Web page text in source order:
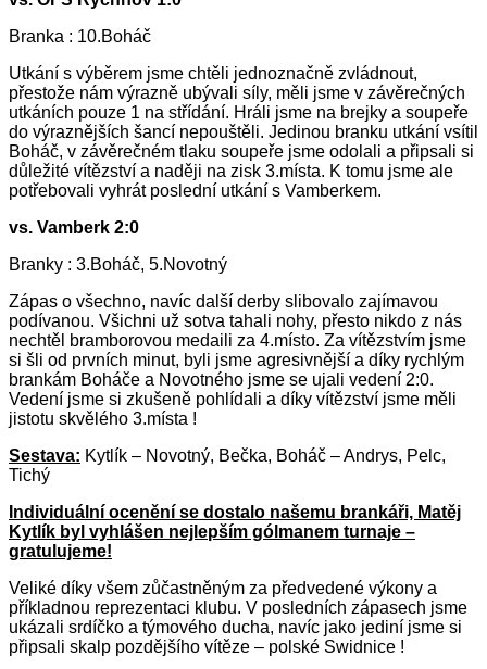
Branka : 10.Boháč
Utkání s výběrem jsme chtěli jednoznačně zvládnout,
přestože nám výrazně ubývali síly, měli jsme v závěrečných
utkáních pouze 1 na střídání. Hráli jsme na brejky a soupeře
do výraznějších šancí nepouštěli. Jedinou branku utkání vsítil
Boháč, v závěrečném tlaku soupeře jsme odolali a připsali si
důležité vítězství a naději na zisk 3.místa. K tomu jsme ale
potřebovali vyhrát poslední utkání s Vamberkem.
vs. Vamberk 2:0
Branky : 3.Boháč, 5.Novotný
Zápas o všechno, navíc další derby slibovalo zajímavou
podívanou. Všichni už sotva tahali nohy, přesto nikdo z nás
nechtěl bramborovou medaili za 4.místo. Za vítězstvím jsme
si šli od prvních minut, byli jsme agresivnější a díky rychlým
brankám Boháče a Novotného jsme se ujali vedení 2:0.
Vedení jsme si zkušeně pohlídali a díky vítězství jsme měli
jistotu skvělého 3.místa !
Sestava: Kytlík – Novotný, Bečka, Boháč – Andrys, Pelc,
Tichý
Individuální ocenění se dostalo našemu brankáři, Matěj
Kytlík byl vyhlášen nejlepším gólmanem turnaje –
gratulujeme!
Veliké díky všem zůčastněným za předvedené výkony a
příkladnou reprezentaci klubu. V posledních zápasech jsme
ukázali srdíčko a týmového ducha, navíc jako jediní jsme si
připsali skalp pozdějšího vítěze – polské Swidnice !